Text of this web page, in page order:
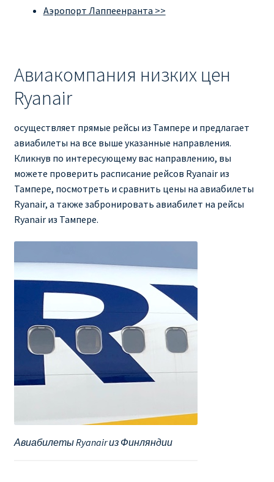
Аэропорт Лаппеенранта >>
Авиакомпания низких цен
Ryanair
осуществляет прямые рейсы из Тампере и предлагает
авиабилеты на все выше указанные направления.
Кликнув по интересующему вас направлению, вы
можете проверить расписание рейсов Ryanair из
Тампере, посмотреть и сравнить цены на авиабилеты
Ryanair, а также забронировать авиабилет на рейсы
Ryanair из Тампере.
Авиабилеты Ryanair из Финляндии